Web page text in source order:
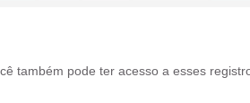
também pode ter acesso a esses